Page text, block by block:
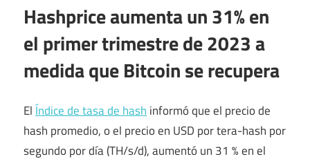
Hashprice aumenta un 31% en
el primer trimestre de 2023 a
medida que Bitcoin se recupera
ElÍndice de tasa de hash informó que el precio de
hash promedio, o el precio en USD por tera-hash por
segundo por día (TH/s/d), aumentó un 31 % en el